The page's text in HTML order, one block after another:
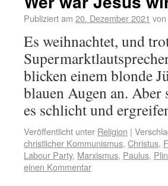
Publiziert am 20. Dezember 2021 von
Es weihnachtet, und
blicken einem blonde
blauen Augen an.
es schlicht und
Veröffentlicht unter Religion |
christlicher Kommunismus, Christus,
Labour Party, Marxismus, Paulus,
einen Kommentar